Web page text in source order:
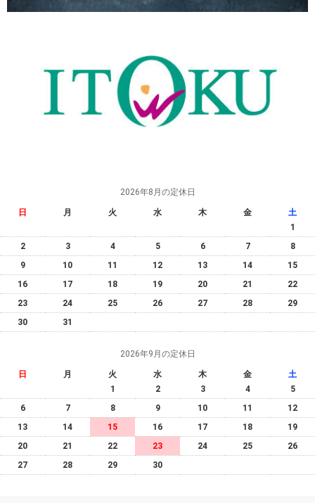
2026年8月の定休日
日 月 火 水 木 金
土
1
2
3 4 5 6 7
8
9
10 11 12 13 14
15
16
17 18 19 20 21
22
23
24 25 26 27 28
29
30
31
2026年9月の定休日
日 月 火 水 木 金
土
1
2 3 4
5
6
7 8 9 10 11
12
13
14 15 16 17 18
19
20
21 22 23 24 25
26
27
28 29 30